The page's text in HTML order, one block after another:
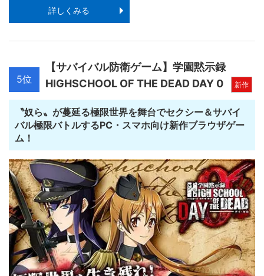
詳しくみる
5位
【サバイバル防衛ゲーム】学園黙示録
HIGHSCHOOL OF THE DEAD DAY 0
新作
〝奴ら〟が蔓延る極限世界を舞台でセクシー＆サバイ
バル極限バトルするPC・スマホ向け新作ブラウザゲー
ム！